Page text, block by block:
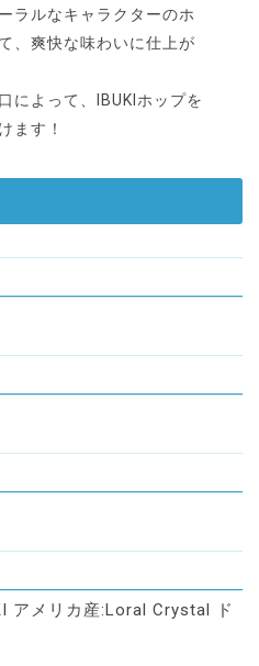
ラルなキャラクターのホ
、爽快な味わいに仕上が
によって、IBUKIホップを
ます！
アメリカ産:Loral Crystal ド